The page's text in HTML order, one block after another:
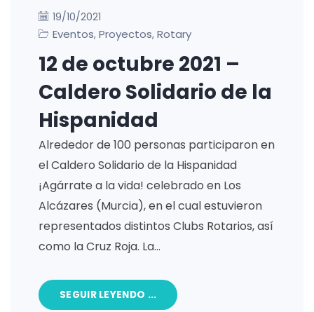
19/10/2021
Eventos, Proyectos, Rotary
12 de octubre 2021 –
Caldero Solidario de la
Hispanidad
Alrededor de 100 personas participaron en
el Caldero Solidario de la Hispanidad
¡Agárrate a la vida! celebrado en Los
Alcázares (Murcia), en el cual estuvieron
representados distintos Clubs Rotarios, así
como la Cruz Roja. La…
SEGUIR LEYENDO ...